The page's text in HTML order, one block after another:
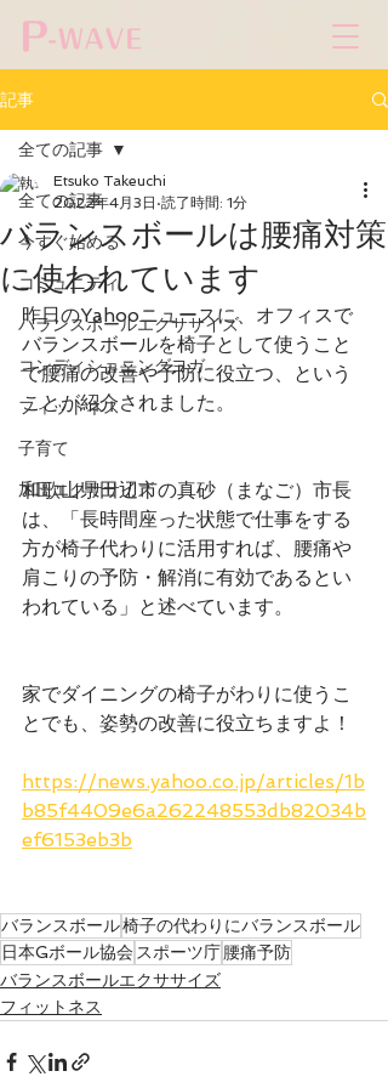
記事
全ての記事
今すぐ始める
コミュニティ
バランスボールエクササイズ
コンディショニングヨガ
フィットネス
子育て
加圧エクササイズ
全ての記事
バランスボールは腰痛対策
に使われています
Etsuko Takeuchi
2022年4月3日 読了時間: 1分
昨日のYahooニュースに、オフィスで
バランスボールを椅子として使うこと
で腰痛の改善や予防に役立つ、という
ことが紹介されました。
和歌山県田辺市の真砂（まなご）市長
は、「長時間座った状態で仕事をする
方が椅子代わりに活用すれば、腰痛や
肩こりの予防・解消に有効であるとい
われている」と述べています。
家でダイニングの椅子がわりに使うこ
とでも、姿勢の改善に役立ちますよ！
https://news.yahoo.co.jp/articles/1b
b85f4409e6a262248553db82034b
ef6153eb3b
バランスボール椅子の代わりにバランスボール
日本Gボール協会 スポーツ庁腰痛予防
バランスボールエクササイズ
フィットネス